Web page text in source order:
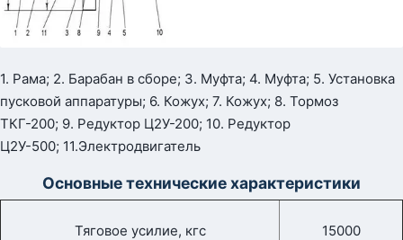
1. Рама; 2. Барабан в сборе; 3. Муфта; 4. Муфта; 5. Установка
пусковой аппаратуры; 6. Кожух; 7. Кожух; 8. Тормоз
ТКГ-200; 9. Редуктор Ц2У-200; 10. Редуктор
Ц2У-500; 11.Электродвигатель
Основные технические характеристики
Тяговое усилие, кгс 15000